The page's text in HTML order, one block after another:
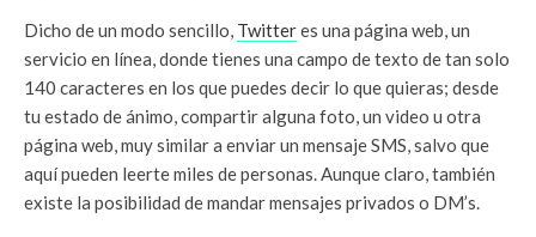
Dicho de un modo sencillo, Twitteres una página web, un
servicio en línea, donde tienes una campo de texto de tan solo
140 caracteres en los que puedes decir lo que quieras; desde
tu estado de ánimo, compartir alguna foto, un video u otra
página web, muy similar a enviar un mensaje SMS, salvo que
aquí pueden leerte miles de personas. Aunque claro, también
existe la posibilidad de mandar mensajes privados o DM’s.